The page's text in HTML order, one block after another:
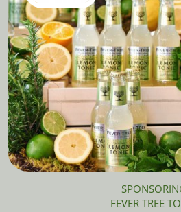
FEVER TREE